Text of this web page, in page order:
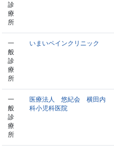
診
療
所
一
般
診
療
所
いまいペインクリニック
一
般
診
療
所
医療法人 悠紀会 横田内
科小児科医院